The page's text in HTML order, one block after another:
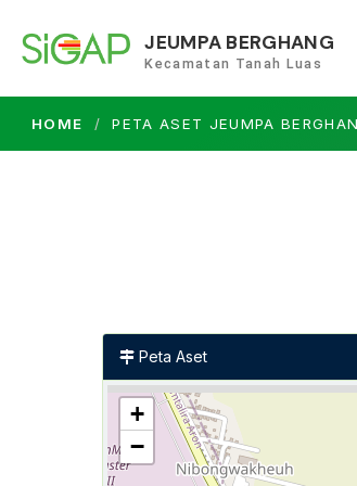
JEUMPA BERGHANG
Kecamatan Tanah Luas
HOME PETA ASET JEUMPA
Peta Aset
+
−